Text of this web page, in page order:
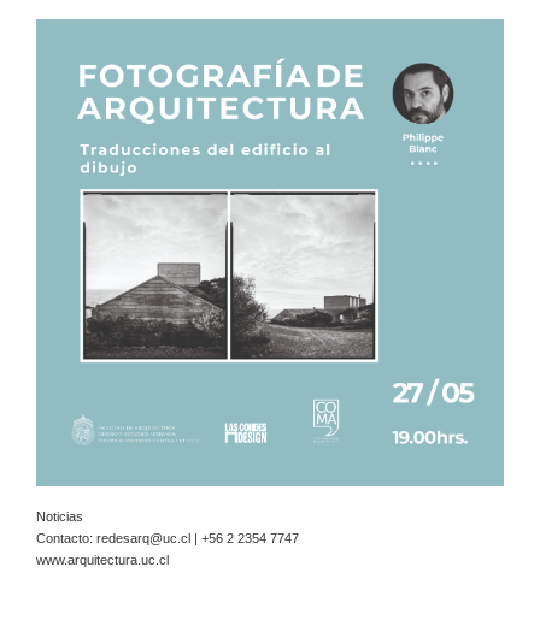
Noticias
Contacto: redesarq@uc.cl | +56 2 2354 7747
www.arquitectura.uc.cl